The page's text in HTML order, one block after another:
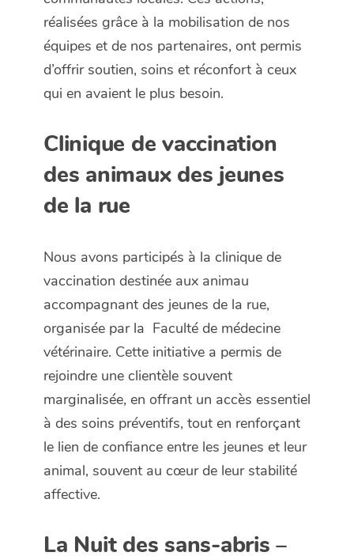
réalisées grâce à la mobilisation de nos
équipes et de nos partenaires, ont permis
d’offrir soutien, soins et réconfort à ceux
qui en avaient le plus besoin.
Clinique de vaccination
des animaux des jeunes
de la rue
Nous avons participés à la clinique de
vaccination destinée aux animau
accompagnant des jeunes de la rue,
organisée par la Faculté de médecine
vétérinaire. Cette initiative a permis de
rejoindre une clientèle souvent
marginalisée, en offrant un accès essentiel
à des soins préventifs, tout en renforçant
le lien de confiance entre les jeunes et leur
animal, souvent au cœur de leur stabilité
affective.
La Nuit des sans-abris –